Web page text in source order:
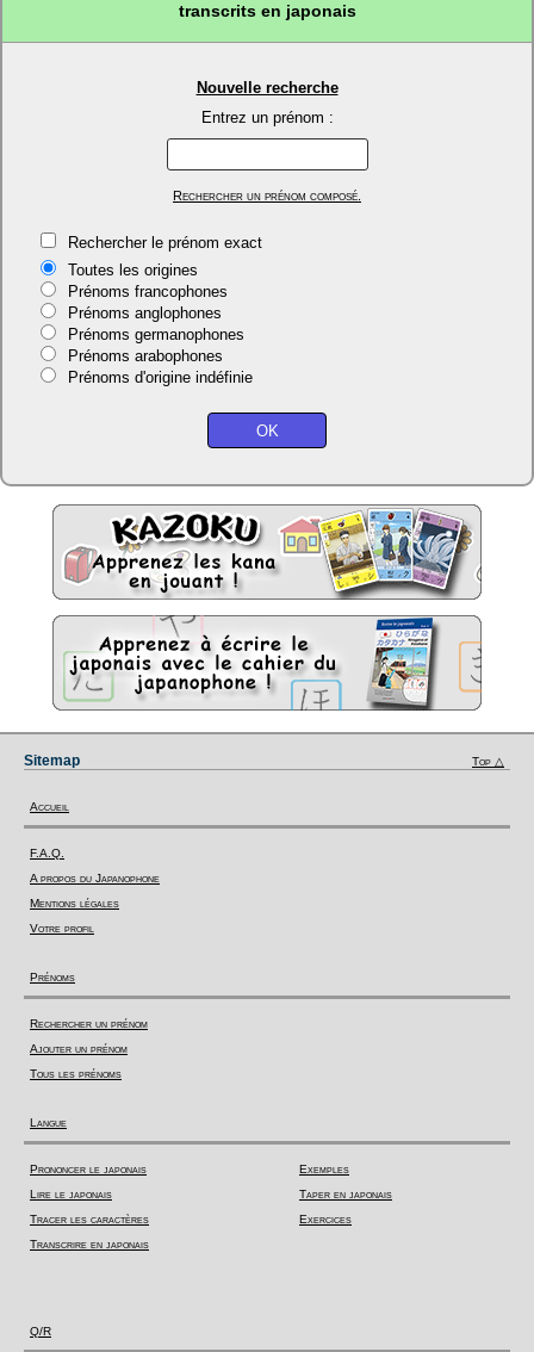
transcrits en japonais
Nouvelle recherche
Entrez un prénom :
Rechercher un prénom composé.
Rechercher le prénom exact
Toutes les origines
Prénoms francophones
Prénoms anglophones
Prénoms germanophones
Prénoms arabophones
Prénoms d'origine indéfinie
Sitemap Top △
Accueil
F.A.Q.
A propos du Japanophone
Mentions légales
Votre profil
Prénoms
Rechercher un prénom
Ajouter un prénom
Tous les prénoms
Langue
Prononcer le japonais
Lire le japonais
Tracer les caractères
Transcrire en japonais
Exemples
Taper en japonais
Exercices
Q/R